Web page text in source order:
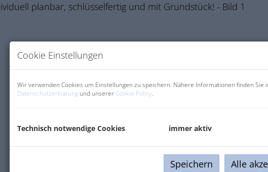
Cookie Einstellungen
Wir verwenden Cookies um Einstellungen zu speichern. Nähere Informationen finden Sie
Datenschutzerklärung und unserer Cookie Policy.
Technisch notwendige Cookies immer aktiv
Speichern Alle